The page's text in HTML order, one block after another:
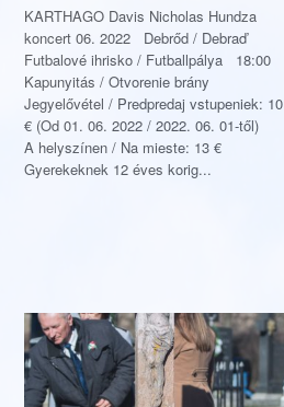
KARTHAGO Davis Nicholas Hundza
koncert 06. 2022 Debrőd / Debraď
Futbalové ihrisko / Futballpálya 18:00
Kapunyitás / Otvorenie brány
Jegyelővétel / Predpredaj vstupeniek: 10
€ (Od 01. 06. 2022 / 2022. 06. 01-től)
A helyszínen / Na mieste: 13 €
Gyerekeknek 12 éves korig...